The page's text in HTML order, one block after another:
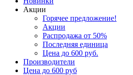
Акции
Горячее предложение!
Акции
Распродажа от 50%
Последняя единица
Цена до 600 руб.
Производители
Цена до 600 руб